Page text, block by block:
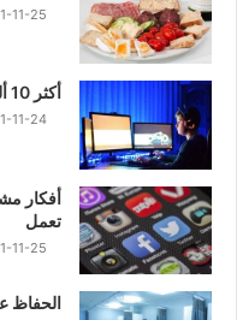
11-25
أكثر 10 ألعاب على الإنترنت لعبًا في العالم
11-24
أفكار
تعمل
11-25
الحفاظ